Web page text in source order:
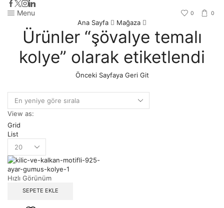
Menu 0 0
Ana Sayfa Mağaza
Ürünler “şövalye temalı
kolye” olarak etiketlendi
Önceki Sayfaya Geri Git
View as:
Grid
List
Hızlı Görünüm
SEPETE EKLE